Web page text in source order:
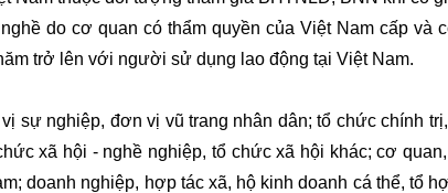
do cơ quan có thẩm quyền của Việt Nam cấp và
trở lên với người sử dụng lao động tại Việt Nam.
sự nghiệp, đơn vị vũ trang nhân dân; tổ chức chính
xã hội - nghề nghiệp, tổ chức xã hội khác; cơ
doanh nghiệp, hợp tác xã, hộ kinh doanh cá thể, tổ